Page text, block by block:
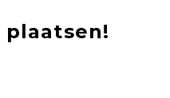
plaatsen!